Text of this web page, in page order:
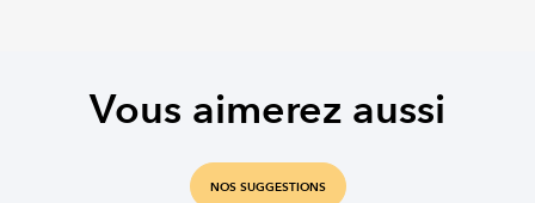
Vous aimerez aussi
NOS SUGGESTIONS